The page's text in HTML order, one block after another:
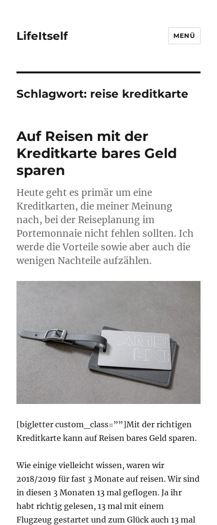
LifeItself MENÜ
Schlagwort: reise kreditkarte
Auf Reisen mit der
Kreditkarte bares Geld
sparen
Heute geht es primär um eine
Kreditkarten, die meiner Meinung
nach, bei der Reiseplanung im
Portemonnaie nicht fehlen sollten. Ich
werde die Vorteile sowie aber auch die
wenigen Nachteile aufzählen.
[bigletter custom_class=””]Mit der richtigen
Kreditkarte kann auf Reisen bares Geld sparen.
Wie einige vielleicht wissen, waren wir
2018/2019 für fast 3 Monate auf reisen. Wir sind
in diesen 3 Monaten 13 mal geflogen. Ja ihr
habt richtig gelesen, 13 mal mit einem
Flugzeug gestartet und zum Glück auch 13 mal